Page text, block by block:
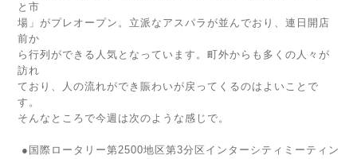
と市
場」がプレオープン。立派なアスパラが並んでおり、連日開店
前か
ら行列ができる人気となっています。町外からも多くの人々が
訪れ
ており、人の流れができ賑わいが戻ってくるのはよいことで
す。
そんなところで今週は次のような感じで。
●国際ロータリー第2500地区第3分区インターシティミーティン